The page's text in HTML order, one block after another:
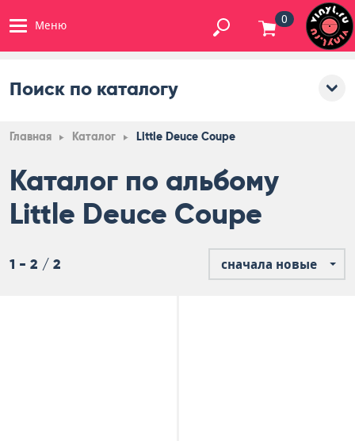
Меню 0
Поиск по каталогу
Главная Каталог Little Deuce Coupe
Каталог по альбому
Little Deuce Coupe
1 - 2 / 2 сначала новые